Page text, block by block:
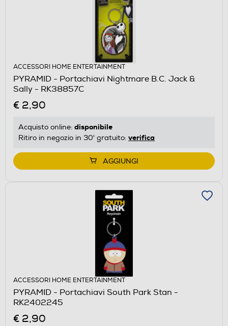
ACCESSORI HOME ENTERTAINMENT
PYRAMID - Portachiavi Nightmare B.C. Jack &
Sally - RK38857C
€ 2,90
Acquisto online: disponibile
Ritiro in negozio in 30' gratuito: verifica
AGGIUNGI
ACCESSORI HOME ENTERTAINMENT
PYRAMID - Portachiavi South Park Stan -
RK2402245
€ 2,90